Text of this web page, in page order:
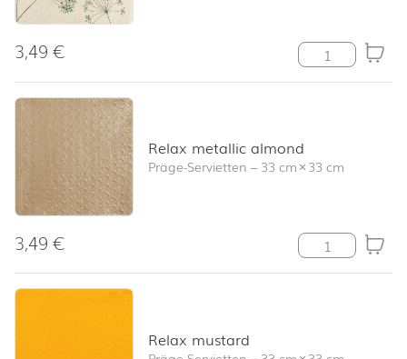
3,49€ Harmony
Relax metallic almond
Präge-Servietten –33 cm×33 cm
3,49€ Relax metallic
Relax mustard